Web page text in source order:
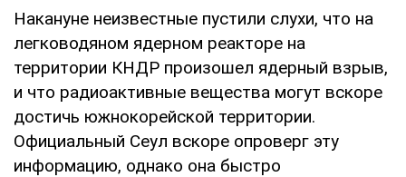
Накануне неизвестные пустили слухи, что на
легководяном ядерном реакторе на
территории КНДР произошел ядерный взрыв,
и что радиоактивные вещества могут вскоре
достичь южнокорейской территории.
Официальный Сеул вскоре опроверг эту
информацию, однако она быстро